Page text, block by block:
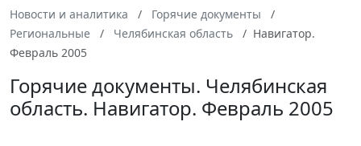
Новости и аналитика
Горячие документы
Региональные
Челябинская область
Навигатор.
Февраль 2005
Горячие документы. Челябинская
область. Навигатор. Февраль 2005